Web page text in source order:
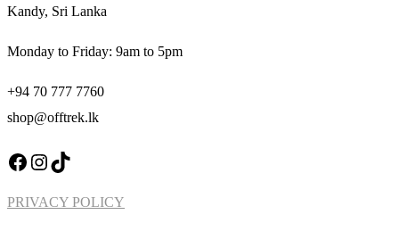
Kandy, Sri Lanka
Monday to Friday: 9am to 5pm
+94 70 777 7760
shop@offtrek.lk
Facebook
Instagram
TikTok
PRIVACY POLICY